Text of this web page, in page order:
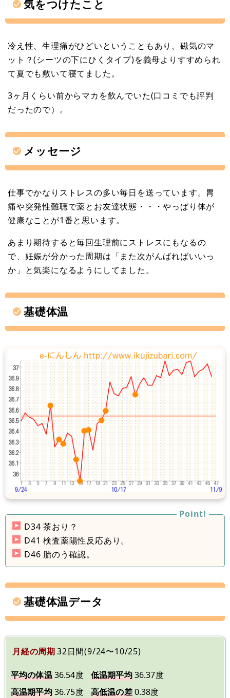
気をつけたこと
冷え性、生理痛がひどいということもあり、磁気のマ
ット？(シーツの下にひくタイプ)を義母よりすすめられ
て夏でも敷いて寝てました。
3ヶ月くらい前からマカを飲んでいた(口コミでも評判
だったので）。
メッセージ
仕事でかなりストレスの多い毎日を送っています。胃
痛や突発性難聴で薬とお友達状態・・・やっぱり体が
健康なことが1番と思います。
あまり期待すると毎回生理前にストレスにもなるの
で、妊娠が分かった周期は「また次がんばればいいっ
か」と気楽になるようにしてました。
基礎体温
D34 茶おり？
D41 検査薬陽性反応あり。
D46 胎のう確認。
基礎体温データ
月経の周期32日間(9/24〜10/25)
平均の体温36.54度 低温期平均36.37度
高温期平均36.75度 高低温の差0.38度